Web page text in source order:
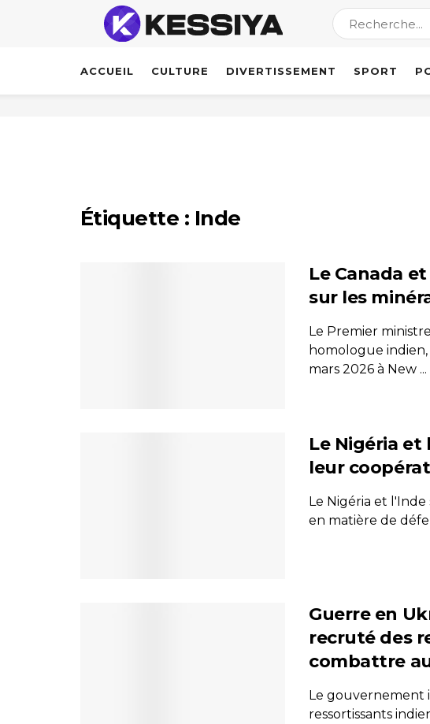
ACCUEIL CULTURE DIVERTISSEMENT SPORT
Étiquette : Inde
Le Canada
sur les
Le Premier
homologue
mars 2026 à New ...
Le Nigéria
leur
Le Nigéria et
en matière de
Guerre en
recruté des
combattre
Le gouvernement
ressortissants